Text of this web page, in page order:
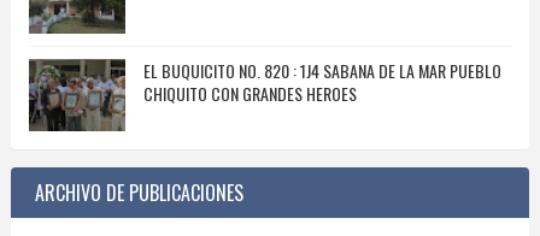
EL BUQUICITO NO. 820 : 1J4 SABANA DE LA MAR PUEBLO
CHIQUITO CON GRANDES HEROES
ARCHIVO DE PUBLICACIONES